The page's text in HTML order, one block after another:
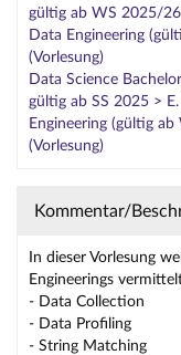
gültig ab WS 2025/
Data Engineering
(Vorlesung)
Data Science
gültig ab SS 2025 >
Engineering (gültig
(Vorlesung)
Kommentar/
In dieser Vorlesung
Engineerings
- Data Collection
- Data Profiling
- String Matching